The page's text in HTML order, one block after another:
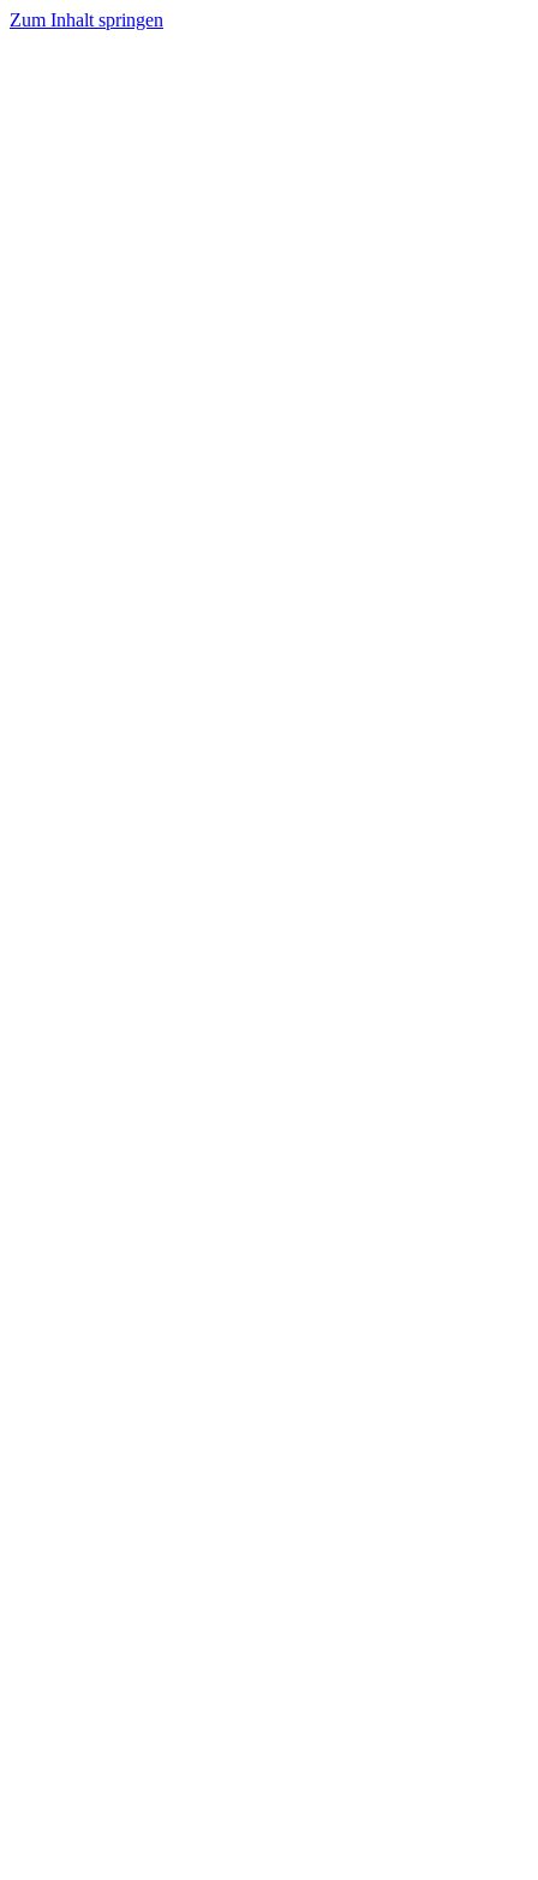
Zum Inhalt springen